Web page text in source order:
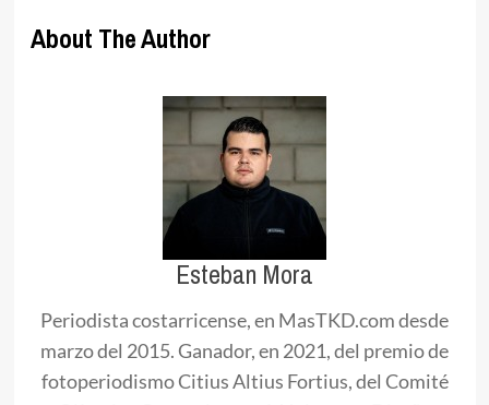
About The Author
Esteban Mora
Periodista costarricense, en MasTKD.com desde
marzo del 2015. Ganador, en 2021, del premio de
fotoperiodismo Citius Altius Fortius, del Comité